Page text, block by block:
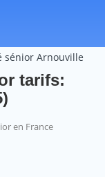
sénior Arnouville
tarifs:
en France